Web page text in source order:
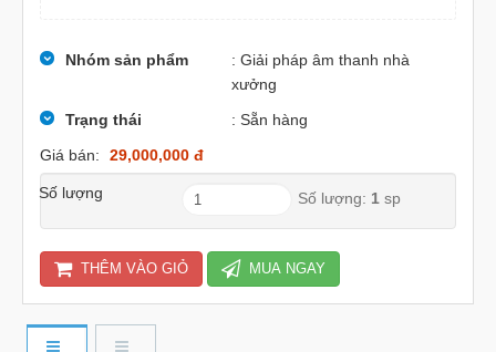
Nhóm sản phẩm
: Giải pháp âm thanh nhà
xưởng
Trạng thái
: Sẵn hàng
Giá bán:
29,000,000 đ
Số lượng Số lượng: 1 sp
THÊM VÀO GIỎ MUA NGAY